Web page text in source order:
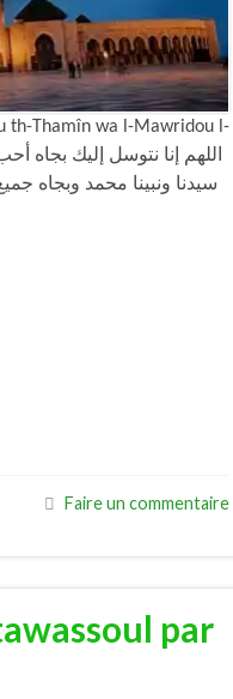
th-Thamîn wa l-Mawridou l-
سيدنا ونبينا محمد وبجاه
Faire un commentaire
par